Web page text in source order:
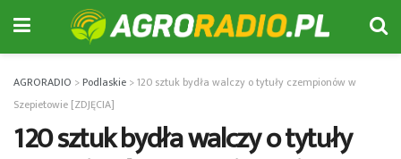
AGRORADIO >Podlaskie >120 sztuk bydła walczy o tytuły czempionów w
Szepietowie [ZDJĘCIA]
120 sztuk bydła walczy o tytuły